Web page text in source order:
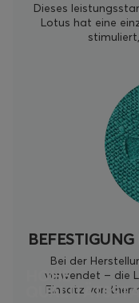
Dieses
Lotus hat eine
Bei der
verwendet – die
Einsatz von
HOHE